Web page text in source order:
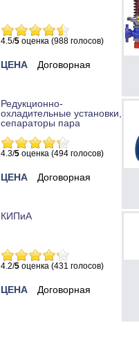
4.5/5 оценка (988 голосов)
ЦЕНА Договорная
Редукционно-
охладительные установки,
сепараторы пара
4.3/5 оценка (494 голосов)
ЦЕНА Договорная
КИПиА
4.2/5 оценка (431 голосов)
ЦЕНА Договорная